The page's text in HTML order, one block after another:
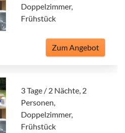
Doppelzimmer,
Frühstück
Zum Angebot
3 Tage / 2 Nächte, 2
Personen,
Doppelzimmer,
Frühstück